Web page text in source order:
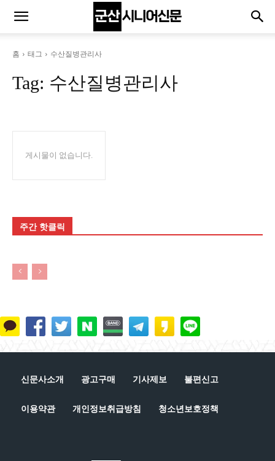
홈 태그 수산질병관리사
Tag: 수산질병관리사
게시물이 없습니다.
주간 핫클릭
신문사소개 광고구매 기사제보 불편신고
이용약관 개인정보취급방침 청소년보호정책